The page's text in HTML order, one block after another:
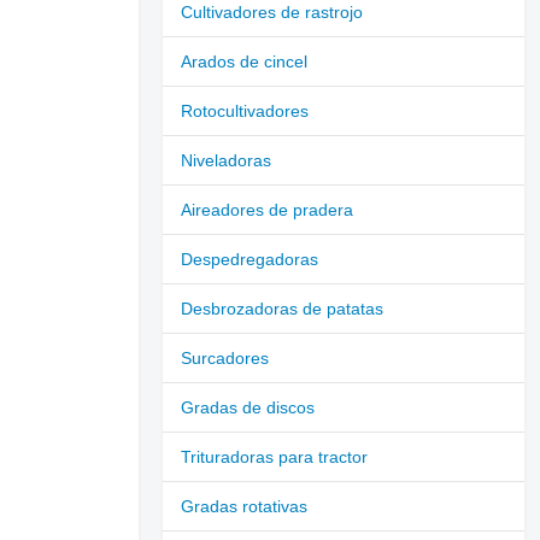
Cultivadores de rastrojo
Arados de cincel
Rotocultivadores
Niveladoras
Aireadores de pradera
Despedregadoras
Desbrozadoras de patatas
Surcadores
Gradas de discos
Trituradoras para tractor
Gradas rotativas